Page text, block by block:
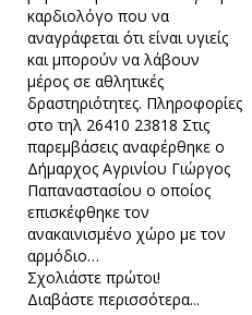
καρδιολόγο που να
αναγράφεται ότι είναι υγιείς
και μπορούν να λάβουν
μέρος σε αθλητικές
δραστηριότητες. Πληροφορίες
στο τηλ 26410 23818 Στις
παρεμβάσεις αναφέρθηκε ο
Δήμαρχος Αγρινίου Γιώργος
Παπαναστασίου ο οποίος
επισκέφθηκε τον
ανακαινισμένο χώρο με τον
αρμόδιο…
Σχολιάστε πρώτοι!
Διαβάστε περισσότερα...